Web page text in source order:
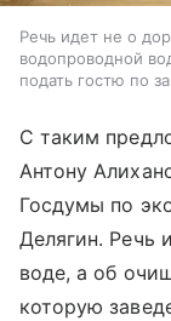
Речь идет не о
водопроводной
подать гостю по
С таким
Антону
Госдумы по
Делягин. Речь
воде, а об
которую